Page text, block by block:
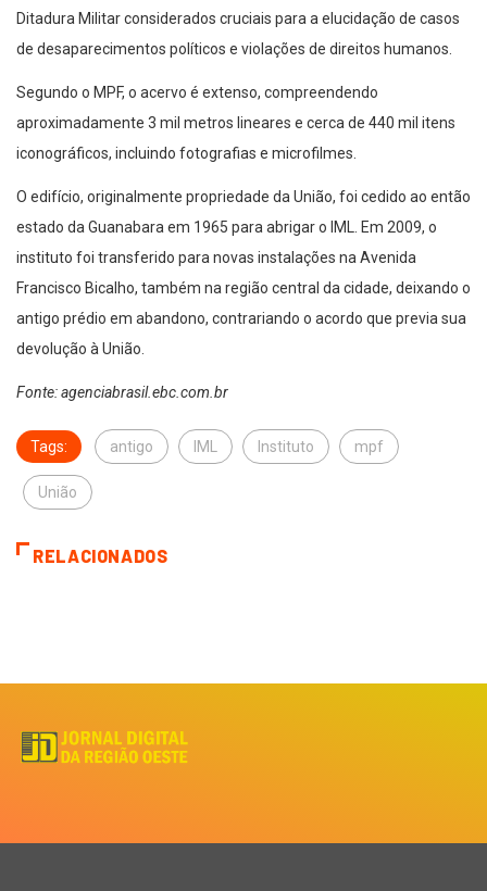
Ditadura Militar considerados cruciais para a elucidação de casos
de desaparecimentos políticos e violações de direitos humanos.
Segundo o MPF, o acervo é extenso, compreendendo
aproximadamente 3 mil metros lineares e cerca de 440 mil itens
iconográficos, incluindo fotografias e microfilmes.
O edifício, originalmente propriedade da União, foi cedido ao então
estado da Guanabara em 1965 para abrigar o IML. Em 2009, o
instituto foi transferido para novas instalações na Avenida
Francisco Bicalho, também na região central da cidade, deixando o
antigo prédio em abandono, contrariando o acordo que previa sua
devolução à União.
Fonte: agenciabrasil.ebc.com.br
Tags: antigo IML Instituto mpf
União
RELACIONADOS